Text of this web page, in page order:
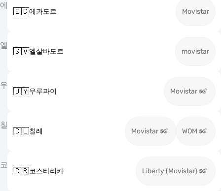
에
🇪🇨에콰도르 Movistar
엘
🇸🇻엘살바도르 movistar
우
🇺🇾우루과이 Movistar
칠
🇨🇱칠레 Movistar WOM
코
🇨🇷코스타리카 Liberty (Movistar)